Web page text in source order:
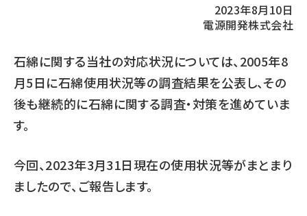
2023年8月10日
電源開発株式会社
石綿に関する当社の対応状況については、2005年8
月5日に石綿使用状況等の調査結果を公表し、その
後も継続的に石綿に関する調査・対策を進めていま
す。
今回、2023年3月31日現在の使用状況等がまとまり
ましたので、ご報告します。